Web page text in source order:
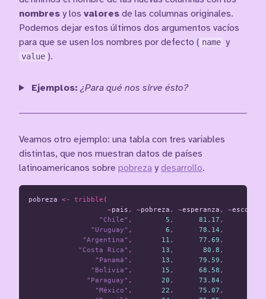
nombres y los valores de las columnas originales.
Podemos dejar estos últimos dos argumentos vacíos
para que se usen los nombres por defecto ( name y
value ).
Ejemplos: ¿Para qué nos sirve ésto?
Veamos otro ejemplo: una tabla con tres variables
distintas, que nos muestran datos de países
latinoamericanos sobre pobreza y desarrollo.
pobreza <- tribble (
~pais , ~pobreza , ~esperanza , ~
"Chile" , 5 , 81.17 ,
"Uruguay" , 6 , 78.14 ,
"Argentina" , 11 , 77.69 ,
"Costa Rica" , 13 , 80.8 ,
"Panamá" , 13 , 79.59 ,
"Bolivia" , 15 , 68.58 ,
"Paraguay" , 20 , 73.84 ,
"México" , 22 , 75.07 ,